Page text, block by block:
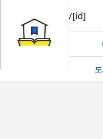
book/rent/[id]